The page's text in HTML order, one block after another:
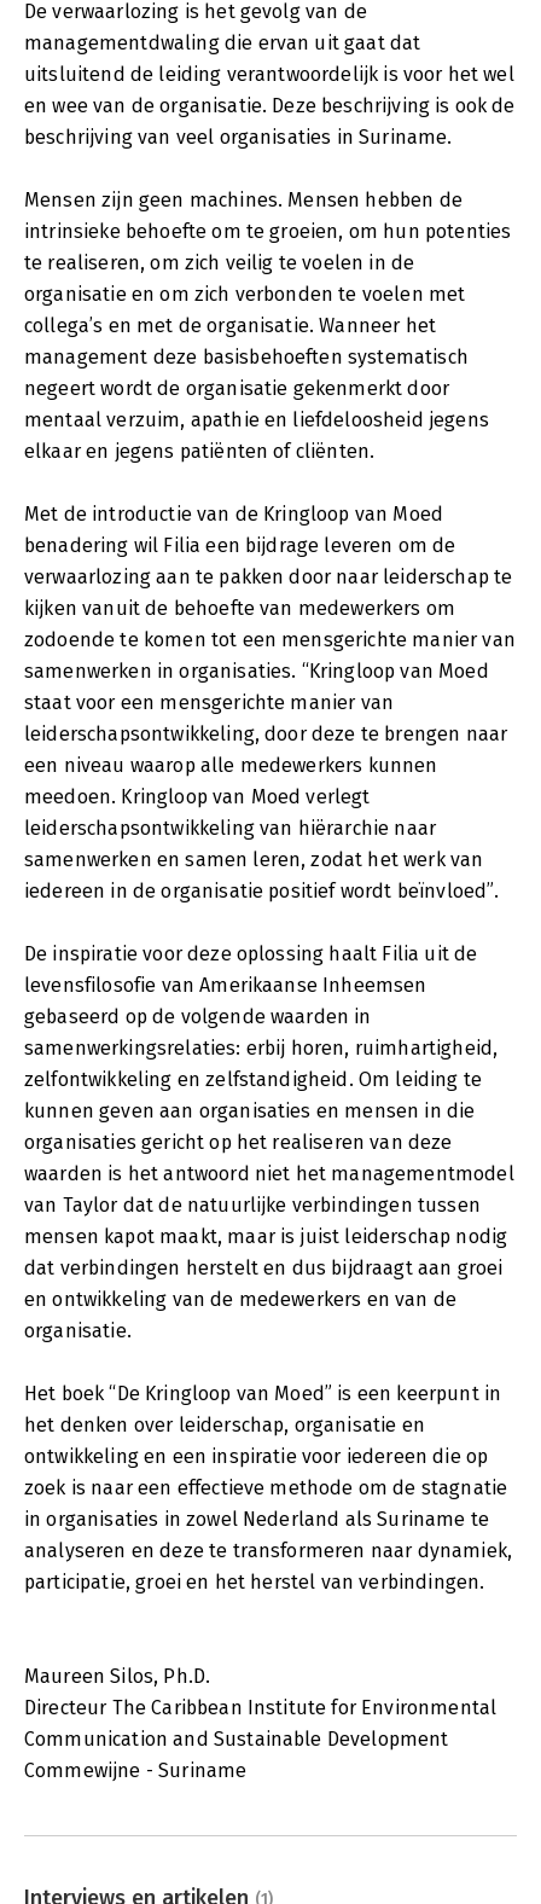
De verwaarlozing is het gevolg van de
managementdwaling die ervan uit gaat dat
uitsluitend de leiding verantwoordelijk is voor het wel
en wee van de organisatie. Deze beschrijving is ook de
beschrijving van veel organisaties in Suriname.
Mensen zijn geen machines. Mensen hebben de
intrinsieke behoefte om te groeien, om hun potenties
te realiseren, om zich veilig te voelen in de
organisatie en om zich verbonden te voelen met
collega’s en met de organisatie. Wanneer het
management deze basisbehoeften systematisch
negeert wordt de organisatie gekenmerkt door
mentaal verzuim, apathie en liefdeloosheid jegens
elkaar en jegens patiënten of cliënten.
Met de introductie van de Kringloop van Moed
benadering wil Filia een bijdrage leveren om de
verwaarlozing aan te pakken door naar leiderschap te
kijken vanuit de behoefte van medewerkers om
zodoende te komen tot een mensgerichte manier van
samenwerken in organisaties. “Kringloop van Moed
staat voor een mensgerichte manier van
leiderschapsontwikkeling, door deze te brengen naar
een niveau waarop alle medewerkers kunnen
meedoen. Kringloop van Moed verlegt
leiderschapsontwikkeling van hiërarchie naar
samenwerken en samen leren, zodat het werk van
iedereen in de organisatie positief wordt beïnvloed”.
De inspiratie voor deze oplossing haalt Filia uit de
levensfilosofie van Amerikaanse Inheemsen
gebaseerd op de volgende waarden in
samenwerkingsrelaties: erbij horen, ruimhartigheid,
zelfontwikkeling en zelfstandigheid. Om leiding te
kunnen geven aan organisaties en mensen in die
organisaties gericht op het realiseren van deze
waarden is het antwoord niet het managementmodel
van Taylor dat de natuurlijke verbindingen tussen
mensen kapot maakt, maar is juist leiderschap nodig
dat verbindingen herstelt en dus bijdraagt aan groei
en ontwikkeling van de medewerkers en van de
organisatie.
Het boek “De Kringloop van Moed” is een keerpunt in
het denken over leiderschap, organisatie en
ontwikkeling en een inspiratie voor iedereen die op
zoek is naar een effectieve methode om de stagnatie
in organisaties in zowel Nederland als Suriname te
analyseren en deze te transformeren naar dynamiek,
participatie, groei en het herstel van verbindingen.
Maureen Silos, Ph.D.
Directeur The Caribbean Institute for Environmental
Communication and Sustainable Development
Commewijne - Suriname
Interviews en artikelen (1)